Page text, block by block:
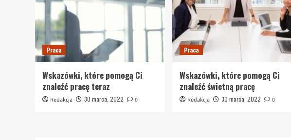
Praca
Wskazówki, które pomogą Ci
znaleźć pracę teraz
Redakcja 30 marca, 2022 0
Praca
Wskazówki, które pomogą Ci
znaleźć świetną pracę
Redakcja 30 marca, 2022 0